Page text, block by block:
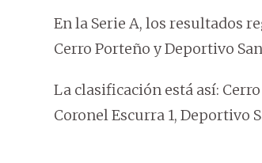
En la Serie A, los resultados
Cerro Porteño y Deportivo
La clasificación está así:
Coronel Escurra 1, Deportivo